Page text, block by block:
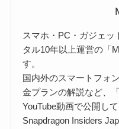
スマホ・PC・ガジェッ
タル10年以上運営の「
す。
国内外のスマートフォ
金プランの解説など、
YouTube動画で公開して
Snapdragon Insiders